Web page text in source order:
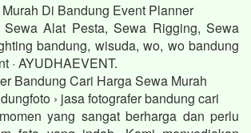
Di Bandung Event Planner
Sewa Alat Pesta, Sewa Rigging, Sewa
bandung, wisuda, wo, wo bandung
· AYUDHAEVENT.
Bandung Cari Harga Sewa Murah
› jasa fotografer bandung cari
yang sangat berharga dan perlu